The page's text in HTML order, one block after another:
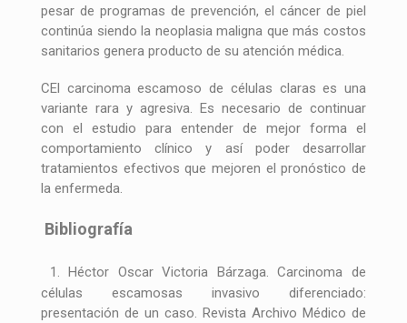
pesar de programas de prevención, el cáncer de piel
continúa siendo la neoplasia maligna que más costos
sanitarios genera producto de su atención médica.
CEl carcinoma escamoso de células claras es una
variante rara y agresiva. Es necesario de continuar
con el estudio para entender de mejor forma el
comportamiento clínico y así poder desarrollar
tratamientos efectivos que mejoren el pronóstico de
la enfermeda.
Bibliografía
1. Héctor Oscar Victoria Bárzaga. Carcinoma de
células escamosas invasivo diferenciado:
presentación de un caso. Revista Archivo Médico de